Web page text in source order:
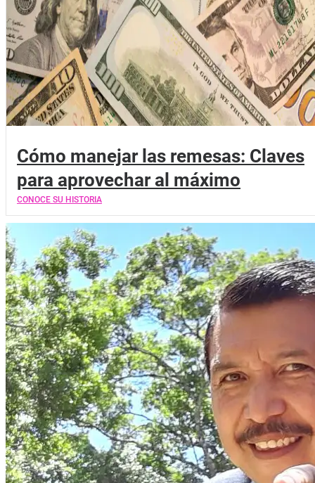
Cómo manejar las remesas: Claves
para aprovechar al máximo
CONOCE SU HISTORIA